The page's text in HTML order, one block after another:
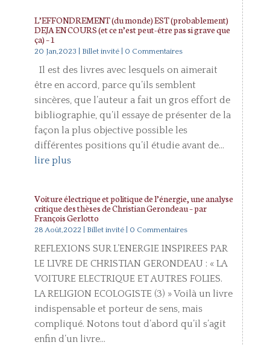
L’EFFONDREMENT (du monde) EST (probablement)
DEJA EN COURS (et ce n’est peut-être pas si grave que
ça) – 1
20 Jan,2023 Billet invité| 0 Commentaires
Il est des livres avec lesquels on aimerait
être en accord, parce qu’ils semblent
sincères, que l’auteur a fait un gros effort de
bibliographie, qu’il essaye de présenter de la
façon la plus objective possible les
différentes positions qu’il étudie avant de...
lire plus
Voiture électrique et politique de l’énergie, une analyse
critique des thèses de Christian Gerondeau – par
François Gerlotto
28 Août,2022 Billet invité| 0 Commentaires
REFLEXIONS SUR L’ENERGIE INSPIREES PAR
LE LIVRE DE CHRISTIAN GERONDEAU : « LA
VOITURE ELECTRIQUE ET AUTRES FOLIES.
LA RELIGION ECOLOGISTE (3) » Voilà un livre
indispensable et porteur de sens, mais
compliqué. Notons tout d’abord qu’il s’agit
enfin d’un livre...